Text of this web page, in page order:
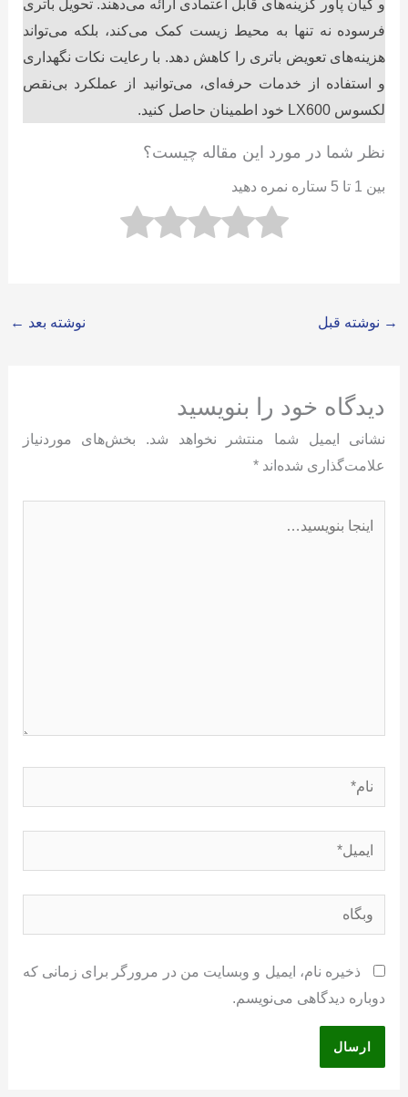
و کیان پاور گزینه‌های قابل اعتمادی ارائه می‌دهند. تحویل باتری
فرسوده نه تنها به محیط زیست کمک می‌کند، بلکه می‌تواند
هزینه‌های تعویض باتری را کاهش دهد. با رعایت نکات نگهداری
و استفاده از خدمات حرفه‌ای، می‌توانید از عملکرد بی‌نقص
لکسوس LX600 خود اطمینان حاصل کنید.
نظر شما در مورد این مقاله چیست؟
بین 1 تا 5 ستاره نمره دهید
→ نوشته قبل نوشته بعد ←
دیدگاه‌ خود را بنویسید
نشانی ایمیل شما منتشر نخواهد شد.
بخش‌های موردنیاز
علامت‌گذاری شده‌اند *
بنویسید…
نام*
ایمیل*
وبگاه
ذخیره نام، ایمیل و وبسایت من در مرورگر برای زمانی که
دوباره دیدگاهی می‌نویسم.